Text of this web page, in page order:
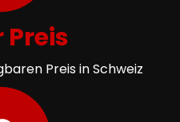
Preis
Preis in Schweiz